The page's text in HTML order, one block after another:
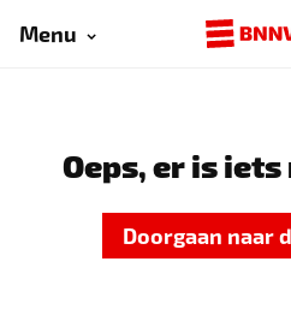
Menu
Oeps, er is iets
Doorgaan naar